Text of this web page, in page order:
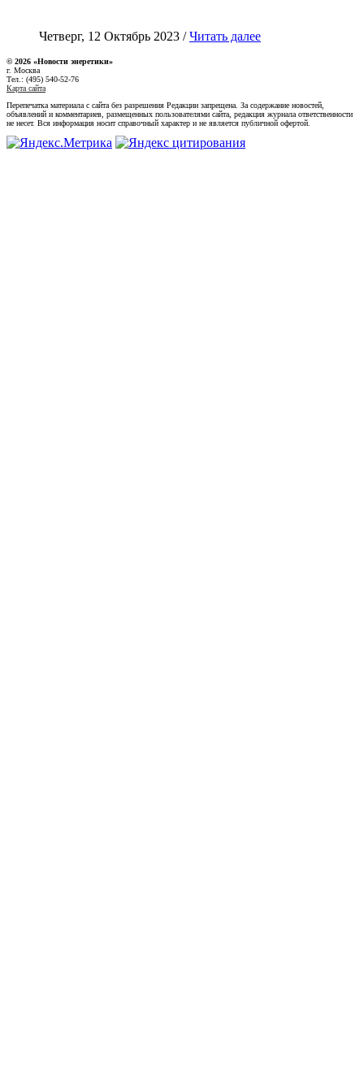
Четверг, 12 Октябрь 2023 /Читать далее
© 2026 «Новости энеретики»
г. Москва
Тел.: (495) 540-52-76
Карта сайта
Перепечатка материала с сайта без разрешения Редакции запрещена. За содержание новостей,
объявлений и комментариев, размещенных пользователями сайта, редакция журнала ответственности
не несет. Вся информация носит справочный характер и не является публичной офертой.